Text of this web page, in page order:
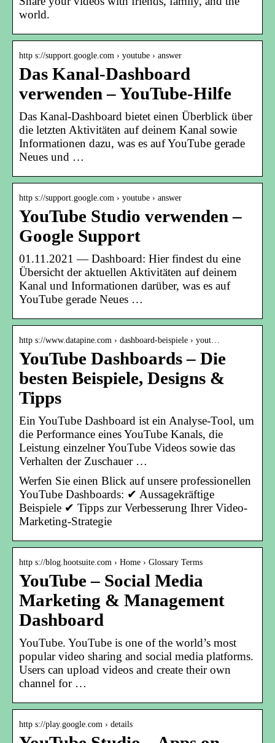
world.
http s://support.google.com › youtube › answer
Das Kanal-Dashboard
verwenden – YouTube-Hilfe
Das Kanal-Dashboard bietet einen Überblick über
die letzten Aktivitäten auf deinem Kanal sowie
Informationen dazu, was es auf YouTube gerade
Neues und …
http s://support.google.com › youtube › answer
YouTube Studio verwenden –
Google Support
01.11.2021 — Dashboard: Hier findest du eine
Übersicht der aktuellen Aktivitäten auf deinem
Kanal und Informationen darüber, was es auf
YouTube gerade Neues …
http s://www.datapine.com › dashboard-beispiele › yout…
YouTube Dashboards – Die
besten Beispiele, Designs &
Tipps
Ein YouTube Dashboard ist ein Analyse-Tool, um
die Performance eines YouTube Kanals, die
Leistung einzelner YouTube Videos sowie das
Verhalten der Zuschauer …
Werfen Sie einen Blick auf unsere professionellen
YouTube Dashboards: ✔ Aussagekräftige
Beispiele ✔ Tipps zur Verbesserung Ihrer Video-
Marketing-Strategie
http s://blog.hootsuite.com › Home › Glossary Terms
YouTube – Social Media
Marketing & Management
Dashboard
YouTube. YouTube is one of the world’s most
popular video sharing and social media platforms.
Users can upload videos and create their own
channel for …
http s://play.google.com › details